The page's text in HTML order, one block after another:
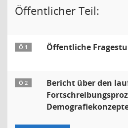
Öffentlicher Teil:
Ö 1 Öffentliche
Ö 2
Bericht über den